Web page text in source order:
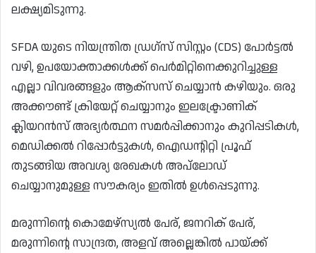
ലക്ഷ്യമിടുന്നു.
SFDA യുടെ നിയന്ത്രിത ഡ്രഗ്സ് സിസ്റ്റം (CDS) പോർട്ടൽ
വഴി, ഉപയോക്താക്കൾക്ക് പെർമിറ്റിനെക്കുറിച്ചുള്ള
എല്ലാ വിവരങ്ങളും ആക്‌സസ് ചെയ്യാൻ കഴിയും. ഒരു
അക്കൗണ്ട് ക്രിയേറ്റ് ചെയ്യാനും ഇലക്ട്രോണിക്
ക്ലിയറൻസ് അഭ്യർത്ഥന സമർപ്പിക്കാനും കുറിപ്പടികൾ,
മെഡിക്കൽ റിപ്പോർട്ടുകൾ, ഐഡന്റിറ്റി പ്രൂഫ്
തുടങ്ങിയ അവശ്യ രേഖകൾ അപ്‌ലോഡ്
ചെയ്യാനുമുള്ള സൗകര്യം ഇതിൽ ഉൾപ്പെടുന്നു.
മരുന്നിന്റെ കൊമേഴ്‌സ്യൽ പേര്, ജനറിക് പേര്,
മരുന്നിന്റെ സാന്ദ്രത, അളവ് അല്ലെങ്കിൽ പായ്ക്ക്